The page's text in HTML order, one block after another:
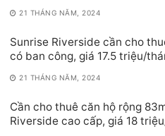
21 THÁNG NĂM, 2024
Sunrise Riverside cần cho
có ban công, giá 17.5 triệu/
21 THÁNG NĂM, 2024
Cần cho thuê căn hộ rộng
Riverside cao cấp, giá 18